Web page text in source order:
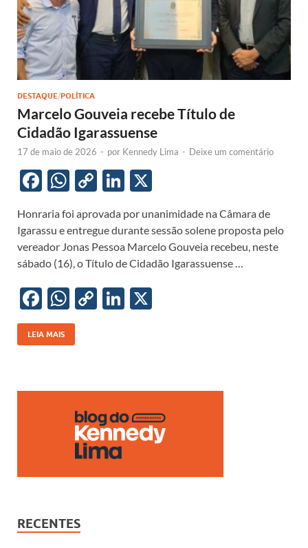
DESTAQUE/POLÍTICA
Marcelo Gouveia recebe Título de
Cidadão Igarassuense
17 de maio de 2026 - por Kennedy Lima - Deixe um comentário
F
e
b
o
o
k
W
at
s
A
p
p
C
p
y
Li
n
k
Li
k
e
dI
n
Honraria foi aprovada por unanimidade na Câmara de
Igarassu e entregue durante sessão solene proposta pelo
vereador Jonas Pessoa Marcelo Gouveia recebeu, neste
sábado (16), o Título de Cidadão Igarassuense …
F
ac
e
o
W
h
at
A
p
p
C
Li
n
k
Li
dI
n
LEIA MAIS
RECENTES